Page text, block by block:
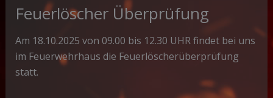
Feuerlöscher Überprüfung
Am 18.10.2025 von 09.00 bis 12.30 UHR findet bei uns
im Feuerwehrhaus die Feuerlöscherüberprüfung
statt.